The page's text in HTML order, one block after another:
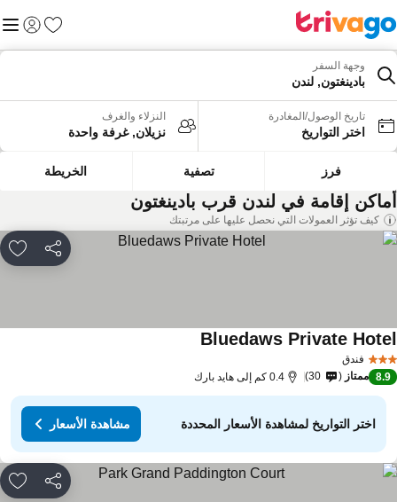
المفضلة
تسجيل
وجهة السفر
بادينغتون, لندن
تاريخ الوصول/المغادرة
اختر التواريخ
النزلاء والغرف
نزيلان, غرفة واحدة
فرز تصفية الخريطة
إقامة في لندن قرب بادينغتون
كيف تؤثر العمولات التي نحصل عليها على مرتبتك
مشاركة
فندق
Bluedaws Privateمشاهدة الأسعار
8.9 ممتاز 30 0.4 كم إلى هايد بارك
اختر التواريخ لمشاهدة الأسعار المحددة مشاهدة الأسعار
مشاركة